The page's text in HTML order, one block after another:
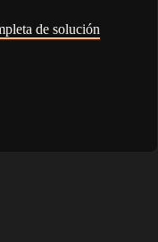
de solución